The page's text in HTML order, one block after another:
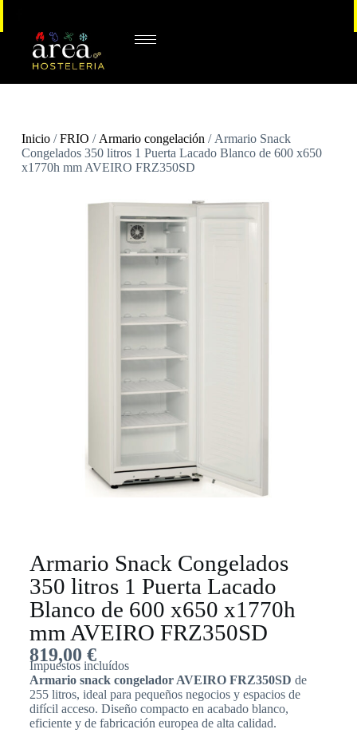
Inicio/FRIO / Armario congelación / Armario Snack
Congelados 350 litros 1 Puerta Lacado Blanco de 600 x650
x1770h mm AVEIRO FRZ350SD
Armario Snack Congelados
350 litros 1 Puerta Lacado
Blanco de 600 x650 x1770h
mm AVEIRO FRZ350SD
819,00 €
Impuestos incluídos
Armario snack congelador AVEIRO FRZ350SD de
255 litros, ideal para pequeños negocios y espacios de
difícil acceso. Diseño compacto en acabado blanco,
eficiente y de fabricación europea de alta calidad.